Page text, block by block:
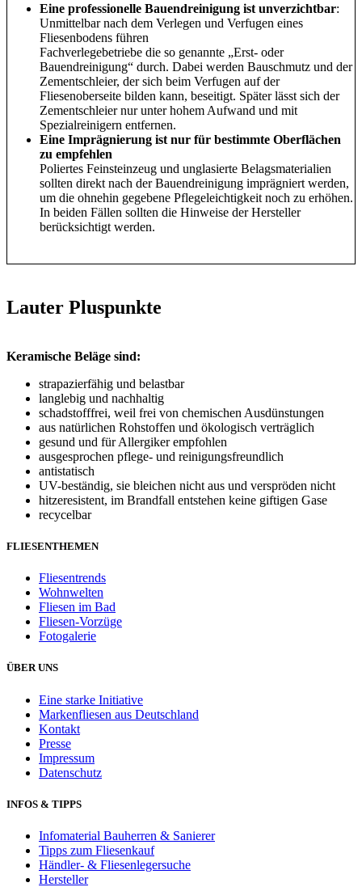
Eine professionelle Bauendreinigung ist unverzichtbar:
Unmittelbar nach dem Verlegen und Verfugen eines
Fliesenbodens führen
Fachverlegebetriebe die so genannte „Erst- oder
Bauendreinigung“ durch. Dabei werden Bauschmutz und der
Zementschleier, der sich beim Verfugen auf der
Fliesenoberseite bilden kann, beseitigt. Später lässt sich der
Zementschleier nur unter hohem Aufwand und mit
Spezialreinigern entfernen.
Eine Imprägnierung ist nur für bestimmte Oberflächen
zu empfehlen
Poliertes Feinsteinzeug und unglasierte Belagsmaterialien
sollten direkt nach der Bauendreinigung imprägniert werden,
um die ohnehin gegebene Pflegeleichtigkeit noch zu erhöhen.
In beiden Fällen sollten die Hinweise der Hersteller
berücksichtigt werden.
Lauter Pluspunkte
Keramische Beläge sind:
strapazierfähig und belastbar
langlebig und nachhaltig
schadstofffrei, weil frei von chemischen Ausdünstungen
aus natürlichen Rohstoffen und ökologisch verträglich
gesund und für Allergiker empfohlen
ausgesprochen pflege- und reinigungsfreundlich
antistatisch
UV-beständig, sie bleichen nicht aus und verspröden nicht
hitzeresistent, im Brandfall entstehen keine giftigen Gase
recycelbar
FLIESENTHEMEN
Fliesentrends
Wohnwelten
Fliesen im Bad
Fliesen-Vorzüge
Fotogalerie
ÜBER UNS
Eine starke Initiative
Markenfliesen aus Deutschland
Kontakt
Presse
Impressum
Datenschutz
INFOS & TIPPS
Infomaterial Bauherren & Sanierer
Tipps zum Fliesenkauf
Händler- & Fliesenlegersuche
Hersteller